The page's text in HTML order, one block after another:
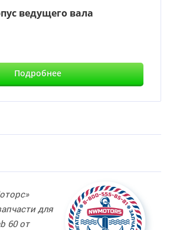
ведущего вала
Подробнее
для
60 от